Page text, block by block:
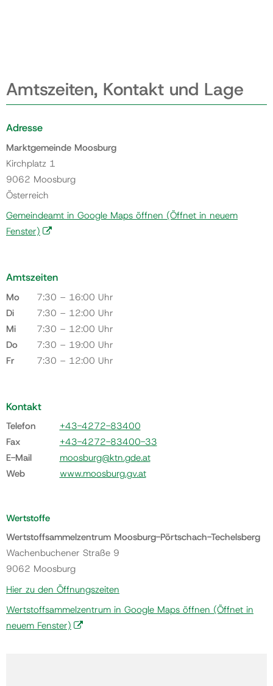
Amtszeiten, Kontakt und Lage
Adresse
Marktgemeinde Moosburg
Kirchplatz 1
9062 Moosburg
Österreich
Gemeindeamt in Google Maps öffnen (Öffnet in neuem
Fenster)
Amtszeiten
Mo
7:30 – 16:00 Uhr
Di
7:30 – 12:00 Uhr
Mi
7:30 – 12:00 Uhr
Do
7:30 – 19:00 Uhr
Fr
7:30 – 12:00 Uhr
Kontakt
Telefon
+43-4272-83400
Fax
+43-4272-83400-33
E-Mail
moosburg@ktn.gde.at
Web
www.moosburg.gv.at
Wertstoffe
Wertstoffsammelzentrum Moosburg-Pörtschach-Techelsberg
Wachenbuchener Straße 9
9062 Moosburg
Hier zu den Öffnungszeiten
Wertstoffsammelzentrum in Google Maps öffnen (Öffnet in
neuem Fenster)